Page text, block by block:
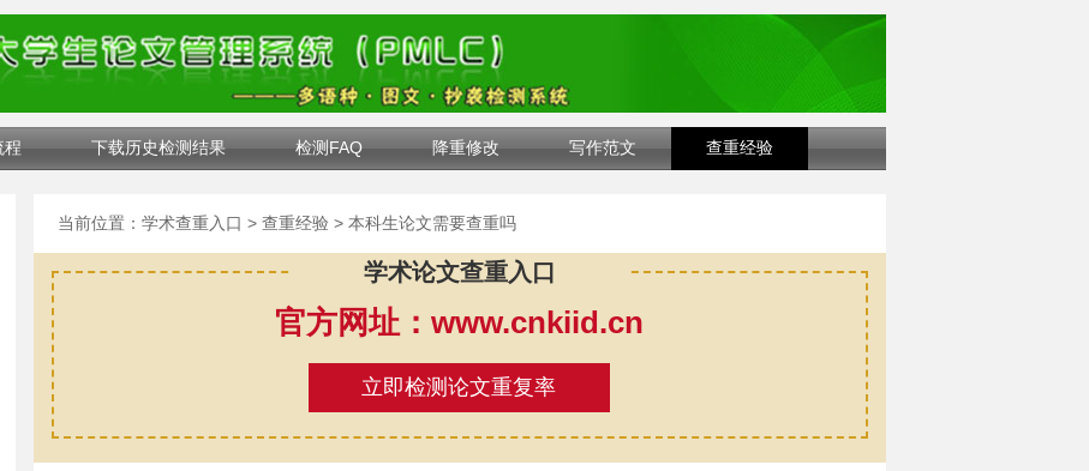
程 下载历史检测结果 检测FAQ 降重修改 写作范文 查重经验
当前位置： 学术查重入口 > 查重经验> 本科生论文需要查重吗
学术论文查重入口
官方网址：www.cnkiid.cn
立即检测论文重复率